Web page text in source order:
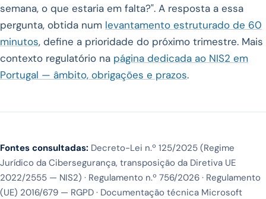
semana, o que estaria em falta?". A resposta a essa
pergunta, obtida num levantamento estruturado de 60
minutos, define a prioridade do próximo trimestre. Mais
contexto regulatório na página dedicada ao NIS2 em
Portugal — âmbito, obrigações e prazos.
Fontes consultadas: Decreto-Lei n.º 125/2025 (Regime
Jurídico da Cibersegurança, transposição da Diretiva UE
2022/2555 — NIS2) · Regulamento n.º 756/2026 · Regulamento
(UE) 2016/679 — RGPD · Documentação técnica Microsoft